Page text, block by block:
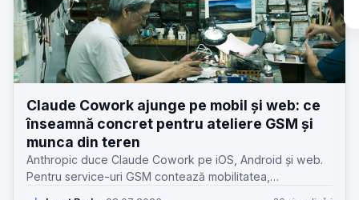
Claude Cowork ajunge pe mobil și web: ce
înseamnă concret pentru ateliere GSM și
munca din teren
Anthropic duce Claude Cowork pe iOS, Android și web.
Pentru service-uri GSM contează mobilitatea,